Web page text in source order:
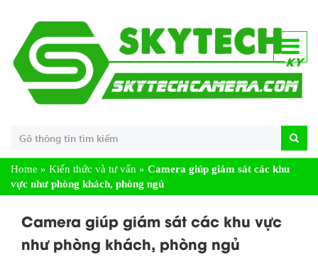
Home » Kiến thức và tư vấn » Camera giúp giám sát các khu
vực như phòng khách, phòng ngủ
Camera giúp giám sát các khu vực
như phòng khách, phòng ngủ